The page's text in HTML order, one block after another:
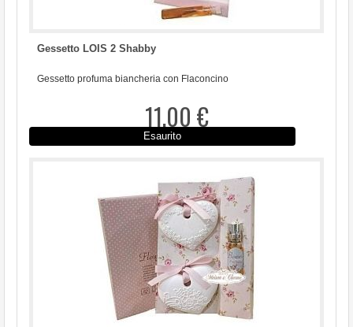
Gessetto LOIS 2 Shabby
Gessetto profuma biancheria con Flaconcino
11,00 €
Esaurito